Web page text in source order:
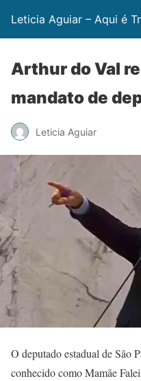
Leticia Aguiar – Aqui é
Arthur do Val
mandato de
Leticia Aguiar
O deputado estadual de
conhecido como Mamãe